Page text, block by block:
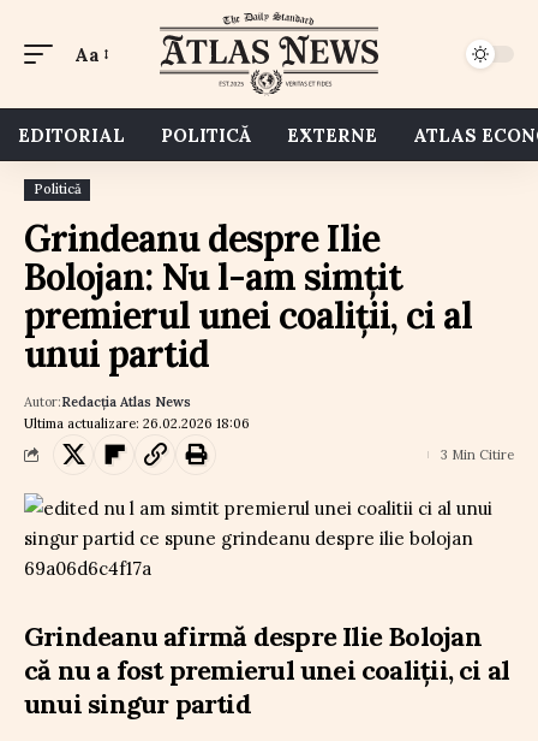
Aa
EDITORIAL POLITICĂ EXTERNE ATLAS
Politică
Grindeanu despre Ilie
Bolojan: Nu l-am simțit
premierul unei coaliții, ci al
unui partid
Ultima actualizare: 26.02.2026 18:06
Autor:Redacția Atlas News
3 Min Citire
Grindeanu afirmă despre Ilie Bolojan
că nu a fost premierul unei coaliții, ci al
unui singur partid